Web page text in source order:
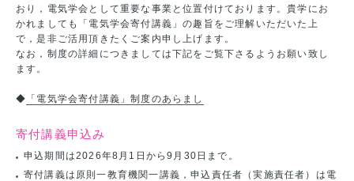
おり，電気学会として重要な事業と位置付けております。貴学にお
かれましても「電気学会寄付講義」の趣旨をご理解いただいた上
で，是非ご活用頂きたくご案内申し上げます。
なお，制度の詳細につきましては下記をご覧下さるようお願い致し
ます。
◆ 「電気学会寄付講義」制度のあらまし
寄付講義申込み
申込期間は2026年8月1日から9月30日まで。
寄付講義は原則一教育機関一講義，申込責任者（実施責任者）は電